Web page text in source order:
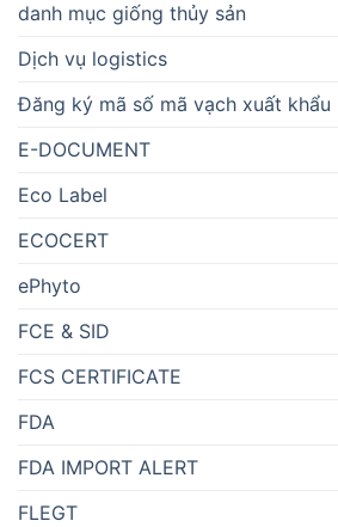
danh mục giống thủy sản
Dịch vụ logistics
Đăng ký mã số mã vạch xuất khẩu
E-DOCUMENT
Eco Label
ECOCERT
ePhyto
FCE & SID
FCS CERTIFICATE
FDA
FDA IMPORT ALERT
FLEGT